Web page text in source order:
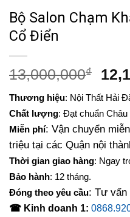
Bộ Salon Chạm
Cổ Điển
13,000,000₫
Giá
là:
Thương hiệu: Nội Thất Hải
Chất lượng: Đạt chuẩn Châu
Miễn phí: Vận chuyển
triệu tại các Quận nội
Thời gian giao hàng: Ngay
Bảo hành: 12 tháng.
Đóng theo yêu cầu: Tư vấn
☎ Kinh doanh 1: